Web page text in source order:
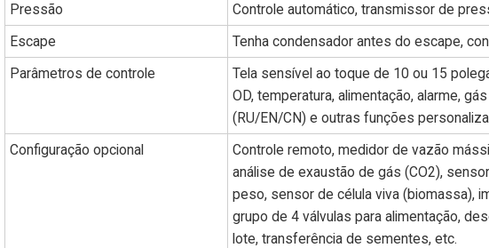
Pressão
Controle automático, transmissor de
Escape
Tenha condensador antes do escape,
Parâmetros de controle
Tela sensível ao toque de 10 ou 15
OD, temperatura, alimentação, alarme,
(RU/EN/CN) e outras funções
Configuração opcional
Controle remoto, medidor de vazão
análise de exaustão de gás (CO2),
peso, sensor de célula viva (biomassa),
grupo de 4 válvulas para alimentação,
lote, transferência de sementes, etc.